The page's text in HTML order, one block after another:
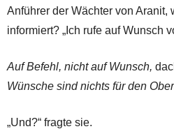
Anführer der Wächter von Aranit,
informiert? „Ich rufe auf Wunsch
Auf Befehl, nicht auf Wunsch,
Wünsche sind nichts für den
„Und?“ fragte sie.